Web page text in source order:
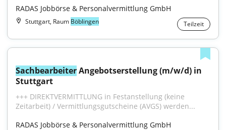
RADAS Jobbörse & Personalvermittlung GmbH
Stuttgart, Raum Böblingen Teilzeit
Sachbearbeiter Angebotserstellung (m/w/d) in
Stuttgart
+++ DIREKTVERMITTLUNG in Festanstellung (keine
Zeitarbeit) / Vermittlungsgutscheine (AVGS) werden...
RADAS Jobbörse & Personalvermittlung GmbH